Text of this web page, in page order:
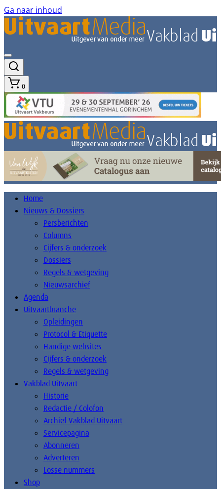
Ga naar inhoud
0
Home
Nieuws & Dossiers
Persberichten
Columns
Cijfers & onderzoek
Dossiers
Regels & wetgeving
Nieuwsarchief
Agenda
Uitvaartbranche
Opleidingen
Protocol & Etiquette
Handige websites
Cijfers & onderzoek
Regels & wetgeving
Vakblad Uitvaart
Historie
Redactie / Colofon
Archief Vakblad Uitvaart
Servicepagina
Abonneren
Adverteren
Losse nummers
Shop